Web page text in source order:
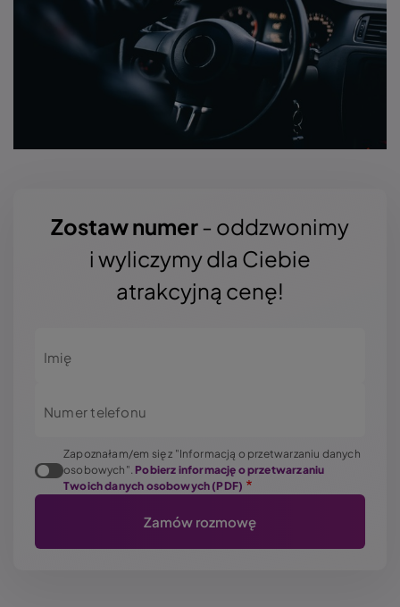
Zostaw numer- oddzwonimy
i wyliczymy dla Ciebie
atrakcyjną cenę!
Imię
Numer telefonu
Zapoznałam/em się z "Informacją o przetwarzaniu danych
osobowych". Pobierz informację o przetwarzaniu
Twoich danych osobowych (PDF)